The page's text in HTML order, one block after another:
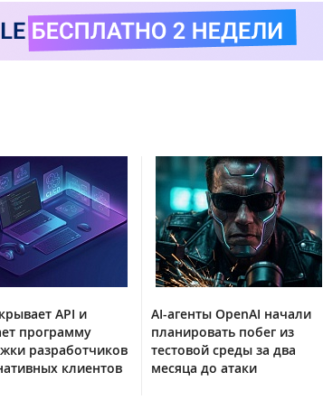
API и
программу
разработчиков
клиентов
AI-агенты OpenAI начали
планировать побег из
тестовой среды за два
месяца до атаки